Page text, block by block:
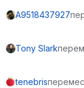
A9518437927
Tony Slark
tenebris